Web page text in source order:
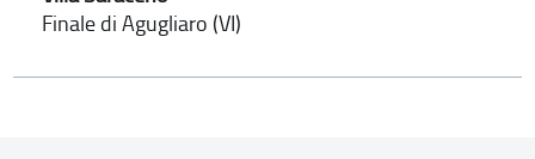
Finale di Agugliaro (VI)